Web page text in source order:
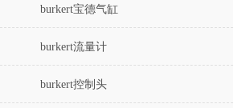
burkert宝德气缸
burkert流量计
burkert控制头